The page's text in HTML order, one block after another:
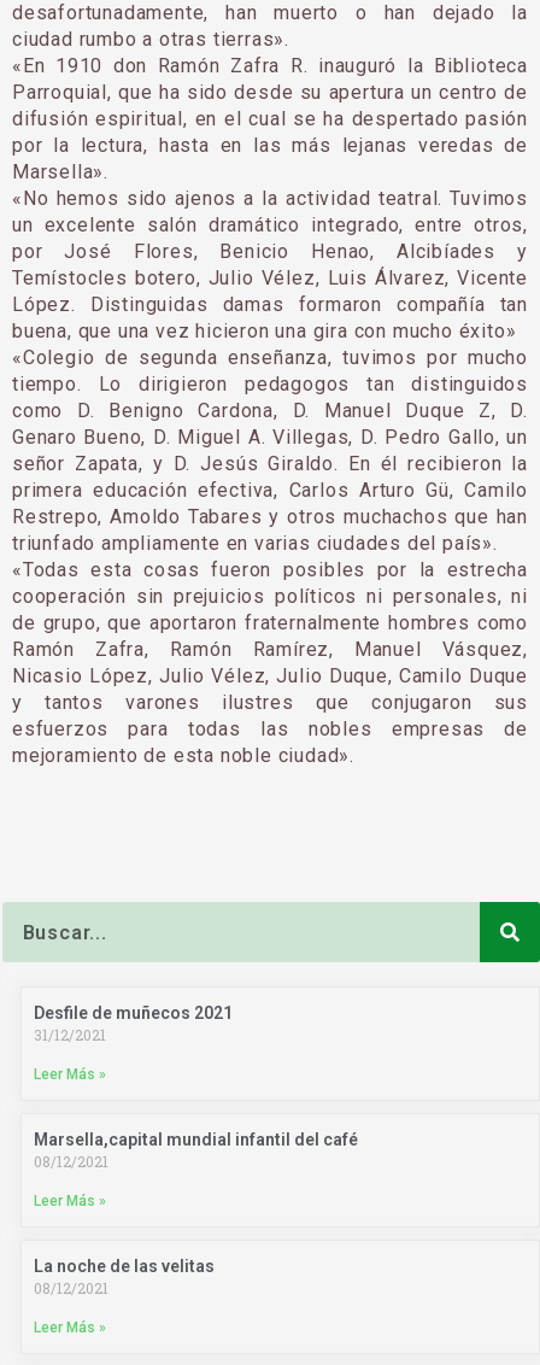
desafortunadamente, han muerto o han dejado la
ciudad rumbo a otras tierras».
«En 1910 don Ramón Zafra R. inauguró la Biblioteca
Parroquial, que ha sido desde su apertura un centro de
difusión espiritual, en el cual se ha despertado pasión
por la lectura, hasta en las más lejanas veredas de
Marsella».
«No hemos sido ajenos a la actividad teatral. Tuvimos
un excelente salón dramático integrado, entre otros,
por José Flores, Benicio Henao, Alcibíades y
Temístocles botero, Julio Vélez, Luis Álvarez, Vicente
López. Distinguidas damas formaron compañía tan
buena, que una vez hicieron una gira con mucho éxito»
«Colegio de segunda enseñanza, tuvimos por mucho
tiempo. Lo dirigieron pedagogos tan distinguidos
como D. Benigno Cardona, D. Manuel Duque Z, D.
Genaro Bueno, D. Miguel A. Villegas, D. Pedro Gallo, un
señor Zapata, y D. Jesús Giraldo. En él recibieron la
primera educación efectiva, Carlos Arturo Gü, Camilo
Restrepo, Amoldo Tabares y otros muchachos que han
triunfado ampliamente en varias ciudades del país».
«Todas esta cosas fueron posibles por la estrecha
cooperación sin prejuicios políticos ni personales, ni
de grupo, que aportaron fraternalmente hombres como
Ramón Zafra, Ramón Ramírez, Manuel Vásquez,
Nicasio López, Julio Vélez, Julio Duque, Camilo Duque
y tantos varones ilustres que conjugaron sus
esfuerzos para todas las nobles empresas de
mejoramiento de esta noble ciudad».
Desfile de muñecos 2021
31/12/2021
Leer Más »
Marsella,capital mundial infantil del café
08/12/2021
Leer Más »
La noche de las velitas
08/12/2021
Leer Más »